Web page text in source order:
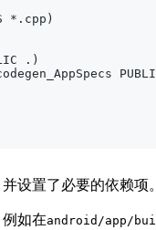
*.cpp)
.)
设置了必要的依赖项
如在android/app/